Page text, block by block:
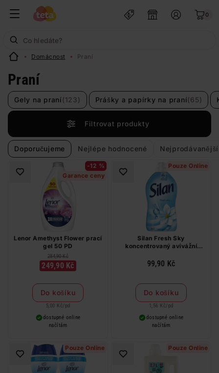
0
Domácnost Praní
Praní
Gely na praní (123) Prášky a papírky na praní(65)
Filtrovat produkty
Doporučujeme Nejlépe hodnocené Nejprodávanější
-12 %
Garance ceny
Lenor Amethyst Flower prací
gel 50 PD
284,90 Kč
249,90 Kč
Do košíku
5,00 Kč/ pd
dostupné online
načítám
Pouze Online
Silan Fresh Sky
koncentrovaný avivážní
99,90 Kč
Do košíku
1,56 Kč/ pd
dostupné online
načítám
Pouze Online Pouze Online